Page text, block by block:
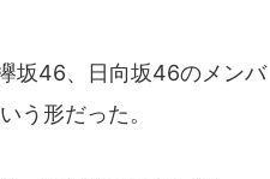
坂46、日向坂46のメンバ
う形だった。